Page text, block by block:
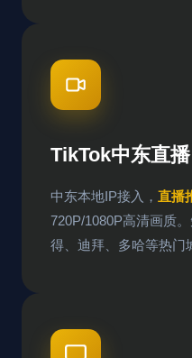
TikTok中东直播
中东本地IP接入， 直播
720P/1080P高清画质
得、迪拜、多哈等热门